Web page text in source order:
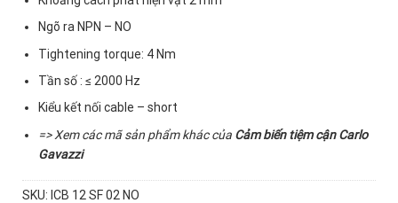
Ngõ ra NPN – NO
Tightening torque: 4 Nm
Tần số : ≤ 2000 Hz
Kiểu kết nối cable – short
=> Xem các mã sản phẩm khác của Cảm biến tiệm cận Carlo
Gavazzi
SKU: ICB 12 SF 02 NO